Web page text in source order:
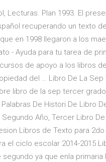
Lecturas. Plan 1993. El
recuperando un texto
en 1998 llegaron a los
- Ayuda para tu tarea de
de apoyo a los libros
del … Libro De La Sep
libro de la sep tercer
De Histori De Libro
Año, Tercer Libro
Libros de Texto para
el ciclo escolar 2014-2015
ya que enla primaria